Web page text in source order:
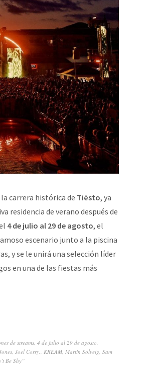
carrera histórica de Tiësto, ya
residencia de verano después de
4 de julio al 29 de agosto, el
escenario junto a la piscina
y se le unirá una selección líder
en una de las fiestas más
de streams 4 de julio al 29 de agosto
Joel Corry. KREAM Martin Solveig Sam
Be Shy”